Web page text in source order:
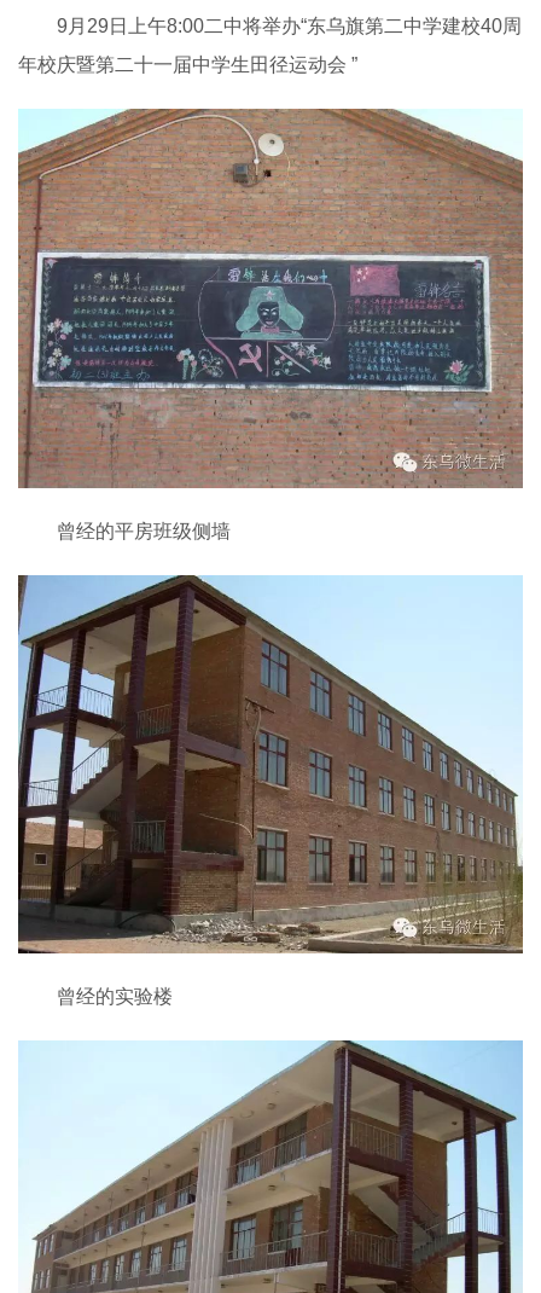
9月29日上午8:00二中将举办“东乌旗第二中学建校40周
年校庆暨第二十一届中学生田径运动会 ”
曾经的平房班级侧墙
曾经的实验楼